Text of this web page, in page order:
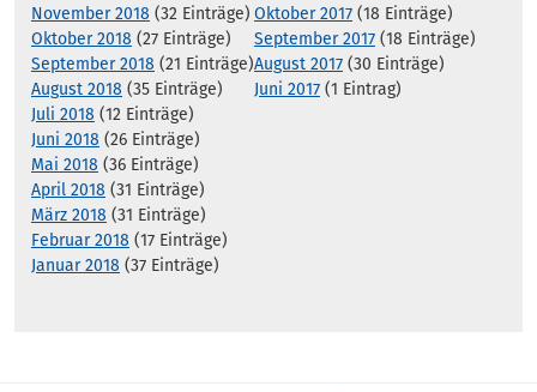
November 2018 (32 Einträge)
Oktober 2018 (27 Einträge)
September 2018 (21 Einträge)
August 2018 (35 Einträge)
Juli 2018 (12 Einträge)
Juni 2018 (26 Einträge)
Mai 2018 (36 Einträge)
April 2018 (31 Einträge)
März 2018 (31 Einträge)
Februar 2018 (17 Einträge)
Januar 2018 (37 Einträge)
Oktober 2017 (18 Einträge)
September 2017 (18 Einträge)
August 2017 (30 Einträge)
Juni 2017 (1 Eintrag)